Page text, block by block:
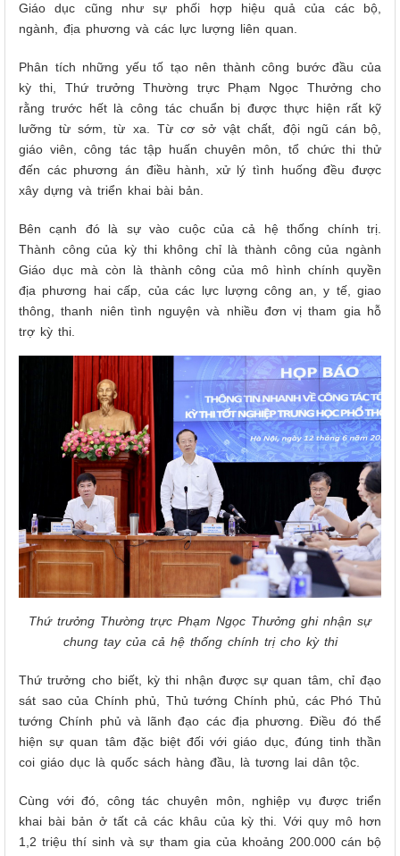
Giáo dục cũng như sự phối hợp hiệu quả của các bộ,
ngành, địa phương và các lực lượng liên quan.
Phân tích những yếu tố tạo nên thành công bước đầu của
kỳ thi, Thứ trưởng Thường trực Phạm Ngọc Thưởng cho
rằng trước hết là công tác chuẩn bị được thực hiện rất kỹ
lưỡng từ sớm, từ xa. Từ cơ sở vật chất, đội ngũ cán bộ,
giáo viên, công tác tập huấn chuyên môn, tổ chức thi thử
đến các phương án điều hành, xử lý tình huống đều được
xây dựng và triển khai bài bản.
Bên cạnh đó là sự vào cuộc của cả hệ thống chính trị.
Thành công của kỳ thi không chỉ là thành công của ngành
Giáo dục mà còn là thành công của mô hình chính quyền
địa phương hai cấp, của các lực lượng công an, y tế, giao
thông, thanh niên tình nguyện và nhiều đơn vị tham gia hỗ
trợ kỳ thi.
Thứ trưởng Thường trực Phạm Ngọc Thưởng ghi nhận sự
chung tay của cả hệ thống chính trị cho kỳ thi
Thứ trưởng cho biết, kỳ thi nhận được sự quan tâm, chỉ đạo
sát sao của Chính phủ, Thủ tướng Chính phủ, các Phó Thủ
tướng Chính phủ và lãnh đạo các địa phương. Điều đó thể
hiện sự quan tâm đặc biệt đối với giáo dục, đúng tinh thần
coi giáo dục là quốc sách hàng đầu, là tương lai dân tộc.
Cùng với đó, công tác chuyên môn, nghiệp vụ được triển
khai bài bản ở tất cả các khâu của kỳ thi. Với quy mô hơn
1,2 triệu thí sinh và sự tham gia của khoảng 200.000 cán bộ